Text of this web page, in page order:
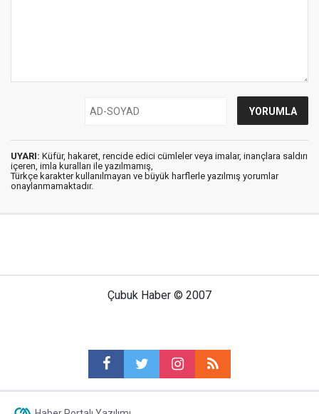
UYARI: Küfür, hakaret, rencide edici cümleler veya imalar, inançlara saldırı
içeren, imla kuralları ile yazılmamış,
Türkçe karakter kullanılmayan ve büyük harflerle yazılmış yorumlar
onaylanmamaktadır.
Çubuk Haber © 2007